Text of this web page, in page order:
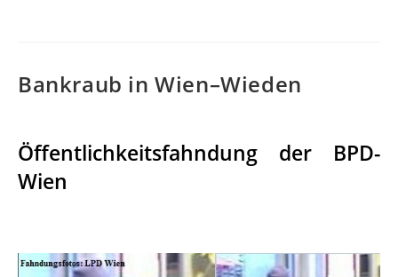
Bankraub in Wien–Wieden
Öffentlichkeitsfahndung der BPD-
Wien